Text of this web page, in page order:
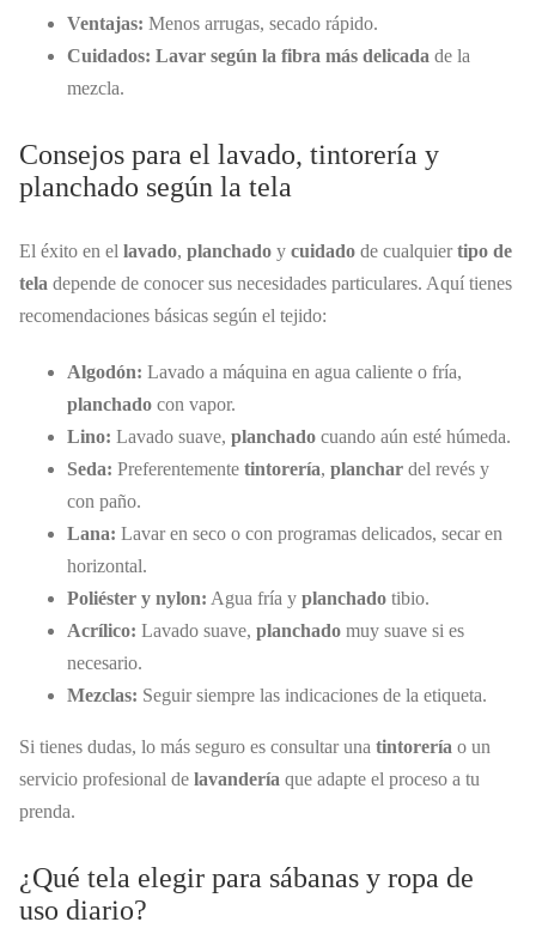
Ventajas: Menos arrugas, secado rápido.
Cuidados: Lavar según la fibra más delicada de la
mezcla.
Consejos para el lavado, tintorería y
planchado según la tela
El éxito en el lavado, planchado y cuidado de cualquiertipo de
tela depende de conocer sus necesidades particulares. Aquí tienes
recomendaciones básicas según el tejido:
Algodón: Lavado a máquina en agua caliente o fría,
planchado con vapor.
Lino: Lavado suave, planchado cuando aún esté húmeda.
Seda: Preferentemente tintorería, planchar del revés y
con paño.
Lana: Lavar en seco o con programas delicados, secar en
horizontal.
Poliéster y nylon: Agua fría y planchado tibio.
Acrílico: Lavado suave, planchado muy suave si es
necesario.
Mezclas: Seguir siempre las indicaciones de la etiqueta.
Si tienes dudas, lo más seguro es consultar una tintorería o un
servicio profesional de lavandería que adapte el proceso a tu
prenda.
¿Qué tela elegir para sábanas y ropa de
uso diario?